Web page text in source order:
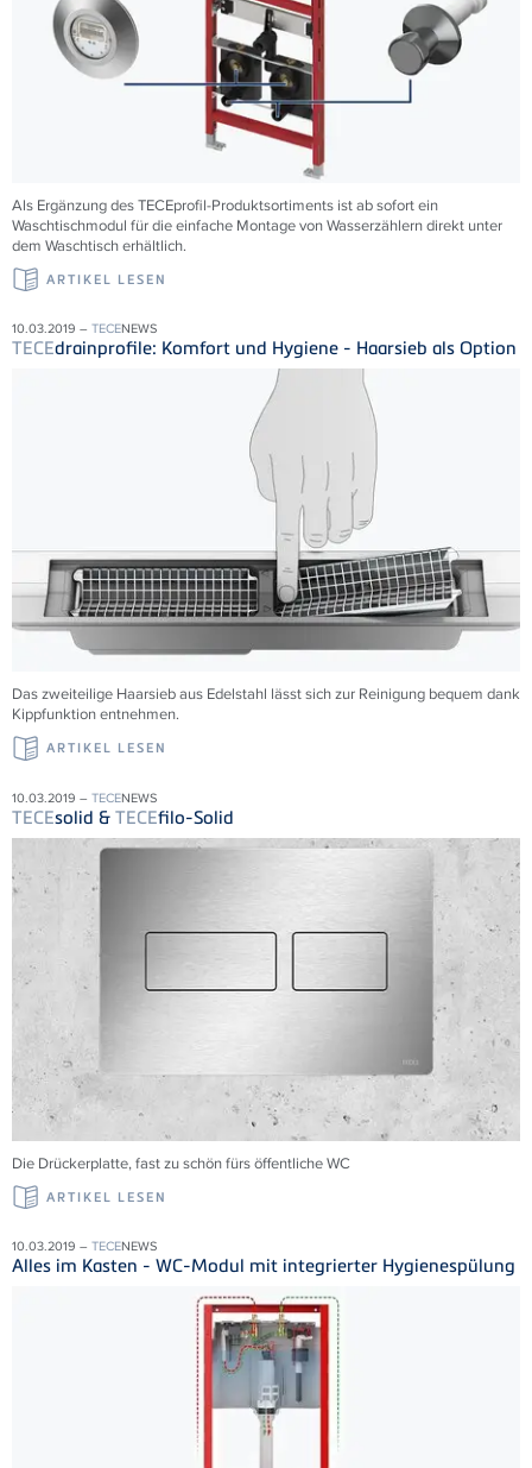
Als Ergänzung des TECEprofil-Produktsortiments ist ab sofort ein
Waschtischmodul für die einfache Montage von Wasserzählern direkt unter
dem Waschtisch erhältlich.
ARTIKEL LESEN
10.03.2019 – TECENEWS
TECEdrainprofile: Komfort und Hygiene - Haarsieb als Option
Das zweiteilige Haarsieb aus Edelstahl lässt sich zur Reinigung bequem dank
Kippfunktion entnehmen.
ARTIKEL LESEN
10.03.2019 – TECENEWS
TECEsolid & TECEfilo-Solid
Die Drückerplatte, fast zu schön fürs öffentliche WC
ARTIKEL LESEN
10.03.2019 – TECENEWS
Alles im Kasten - WC-Modul mit integrierter Hygienespülung